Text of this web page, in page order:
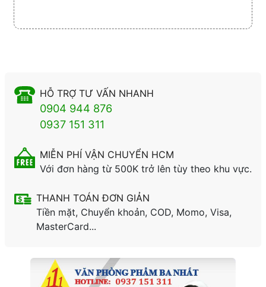
HỖ TRỢ TƯ VẤN NHANH
0904 944 876
0937 151 311
MIỄN PHÍ VẬN CHUYỂN HCM
Với đơn hàng từ 500K trở lên tùy theo khu vực.
THANH TOÁN ĐƠN GIẢN
Tiền mặt, Chuyển khoản, COD, Momo, Visa,
MasterCard...